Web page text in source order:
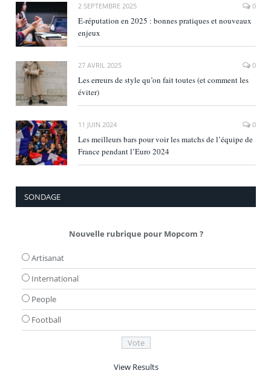
2 SEPTEMBRE 2025 0
E‑réputation en 2025 : bonnes pratiques et nouveaux
enjeux
27 AVRIL 2025 0
Les erreurs de style qu’on fait toutes (et comment les
éviter)
11 JUIN 2024 0
Les meilleurs bars pour voir les matchs de l’équipe de
France pendant l’Euro 2024
SONDAGE
Nouvelle rubrique pour Mopcom ?
Artisanat
International
People
Football
View Results